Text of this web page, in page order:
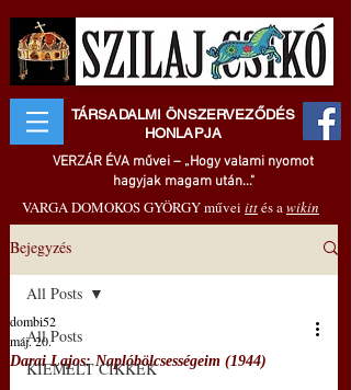
TÁRSADALMI ÖNSZERVEZŐDÉS
HONLAPJA
VERZÁR ÉVA művei – „Hogy valami nyomot
hagyjak magam után..."
VARGA DOMOKOS GYÖRGY művei ittés awikin
Bejegyzés
All Posts
KIEMELT CIKKEK
All Posts
Darai Lajos: Naplóbölcsességeim (1944)
dombi52
máj. 20.